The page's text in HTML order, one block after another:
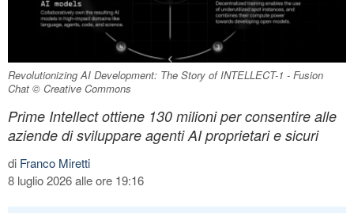
Revolutionizing AI Development: The Story of INTELLECT-1 - Fusion
Chat © Creative Commons
Prime Intellect ottiene 130 milioni per consentire alle
aziende di sviluppare agenti AI proprietari e sicuri
di Franco Miretti
8 luglio 2026 alle ore 19:16